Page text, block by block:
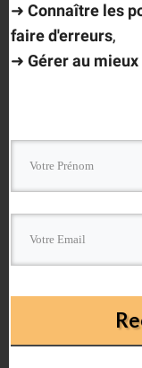
Comment as a guest.
savoir plus sur la
➜ Connaître les
faire d'erreurs,
➜ Gérer au